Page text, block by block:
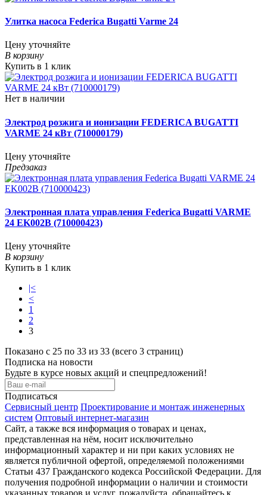
Улитка насоса Federica Bugatti Varme 24
Цену уточняйте
В корзину
Купить в 1 клик
Нет в наличии
Электрод розжига и ионизации FEDERICA BUGATTI
VARME 24 кВт (710000179)
Цену уточняйте
Предзаказ
Электронная плата управления Federica Bugatti VARME
24 EK002B (710000423)
Цену уточняйте
В корзину
Купить в 1 клик
|<
<
1
2
3
Показано с 25 по 33 из 33 (всего 3 страниц)
Подписка на новости
Будьте в курсе новых акций и спецпредложений!
Подписаться
Сервисный центр Проектирование и монтаж инженерных
систем Оптовый интернет-магазин
Сайт, а также вся информация о товарах и ценах,
представленная на нём, носит исключительно
информационный характер и ни при каких условиях не
является публичной офертой, определяемой положениями
Статьи 437 Гражданского кодекса Российской Федерации. Для
получения подробной информации о наличии и стоимости